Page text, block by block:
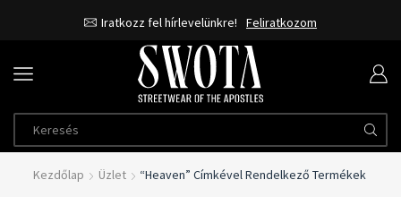
Iratkozz fel hírlevelünkre! Feliratkozom
Kezdőlap Üzlet “heaven” Címkével Rendelkező Termékek